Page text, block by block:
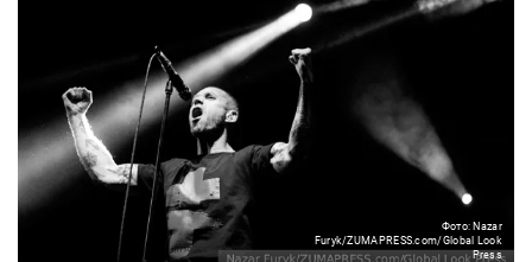
Фото: Nazar
Furyk/ZUMAPRESS.com/Global Look
Press